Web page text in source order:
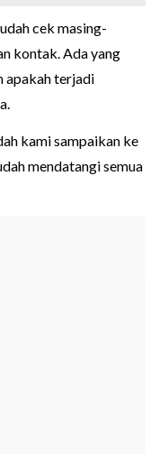
cek masing-
kontak. Ada yang
apakah terjadi
kami sampaikan ke
mendatangi semua